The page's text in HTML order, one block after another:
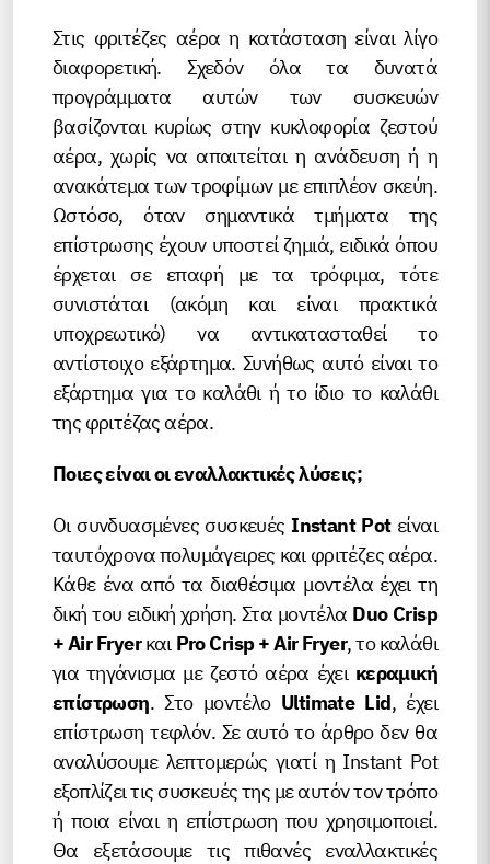
Στις φριτέζες αέρα η κατάσταση είναι λίγο
διαφορετική. Σχεδόν όλα τα δυνατά
προγράμματα αυτών των συσκευών
βασίζονται κυρίως στην κυκλοφορία ζεστού
αέρα, χωρίς να απαιτείται η ανάδευση ή η
ανακάτεμα των τροφίμων με επιπλέον σκεύη.
Ωστόσο, όταν σημαντικά τμήματα της
επίστρωσης έχουν υποστεί ζημιά, ειδικά όπου
έρχεται σε επαφή με τα τρόφιμα, τότε
συνιστάται (ακόμη και είναι πρακτικά
υποχρεωτικό) να αντικατασταθεί το
αντίστοιχο εξάρτημα. Συνήθως αυτό είναι το
εξάρτημα για το καλάθι ή το ίδιο το καλάθι
της φριτέζας αέρα.
Ποιες είναι οι εναλλακτικές λύσεις;
Οι συνδυασμένες συσκευέςInstant Potείναι
ταυτόχρονα πολυμάγειρες και φριτέζες αέρα.
Κάθε ένα από τα διαθέσιμα μοντέλα έχει τη
δική του ειδική χρήση. Στα μοντέλα Duo Crisp
+ Air Fryerκαι Pro Crisp + Air Fryer, το καλάθι
για τηγάνισμα με ζεστό αέρα έχει κεραμική
επίστρωση. Στο μοντέλο Ultimate Lid, έχει
επίστρωση τεφλόν. Σε αυτό το άρθρο δεν θα
αναλύσουμε λεπτομερώς γιατί η Instant Pot
εξοπλίζει τις συσκευές της με αυτόν τον τρόπο
ή ποια είναι η επίστρωση που χρησιμοποιεί.
Θα εξετάσουμε τις πιθανές εναλλακτικές